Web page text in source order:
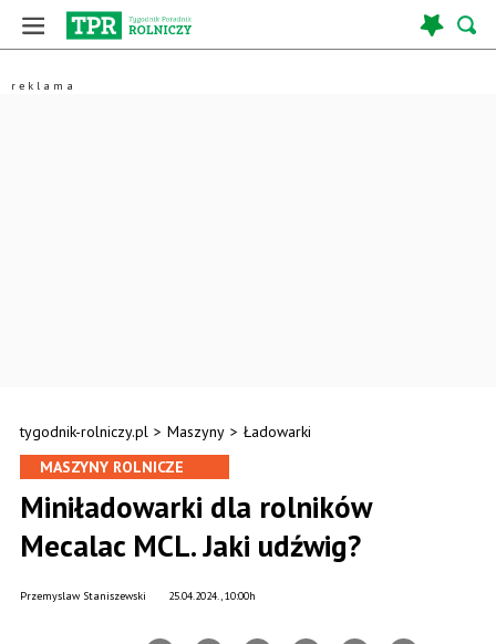
tygodnik-rolniczy.pl > Maszyny > Ładowarki
MASZYNY ROLNICZE
Miniładowarki dla rolników
Mecalac MCL. Jaki udźwig?
25.04.2024., 10:00h
Przemyslaw Staniszewski